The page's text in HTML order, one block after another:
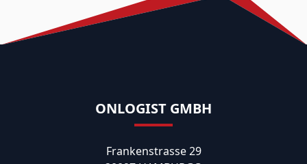
ONLOGIST GMBH
Frankenstrasse 29